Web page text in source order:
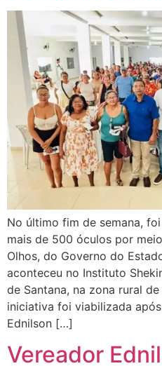
No último fim de semana,
mais de 500 óculos por
Olhos, do Governo do
aconteceu no Instituto
de Santana, na zona rural
iniciativa foi viabilizada
Ednilson […]
Vereador